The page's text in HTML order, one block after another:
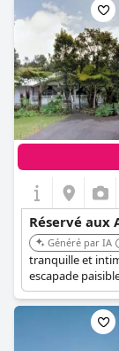
Réservé aux
Généré par IA
tranquille et
escapade
expérience